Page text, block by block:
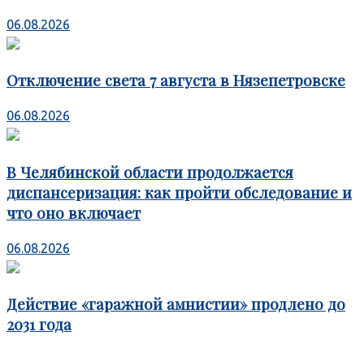
06.08.2026
Отключение света 7 августа в Нязепетровске
06.08.2026
В Челябинской области продолжается
диспансеризация: как пройти обследование и
что оно включает
06.08.2026
Действие «гаражной амнистии» продлено до
2031 года